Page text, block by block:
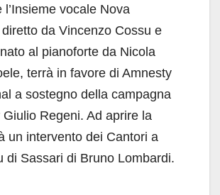
l’Insieme vocale Nova
da Vincenzo Cossu e
al pianoforte da Nicola
terrà in favore di Amnesty
a sostegno della campagna
Giulio Regeni. Ad aprire la
un intervento dei Cantori a
di Sassari di Bruno Lombardi.